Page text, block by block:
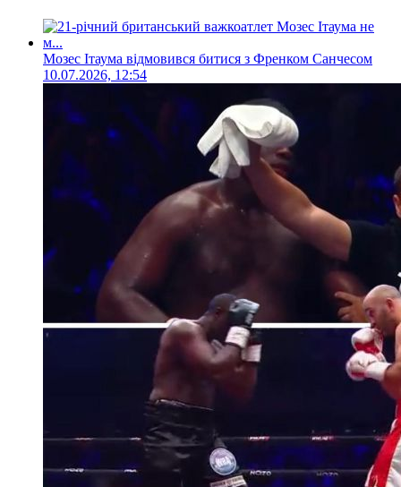
Мозес Ітаума відмовився битися з Френком Санчесом
10.07.2026, 12:54